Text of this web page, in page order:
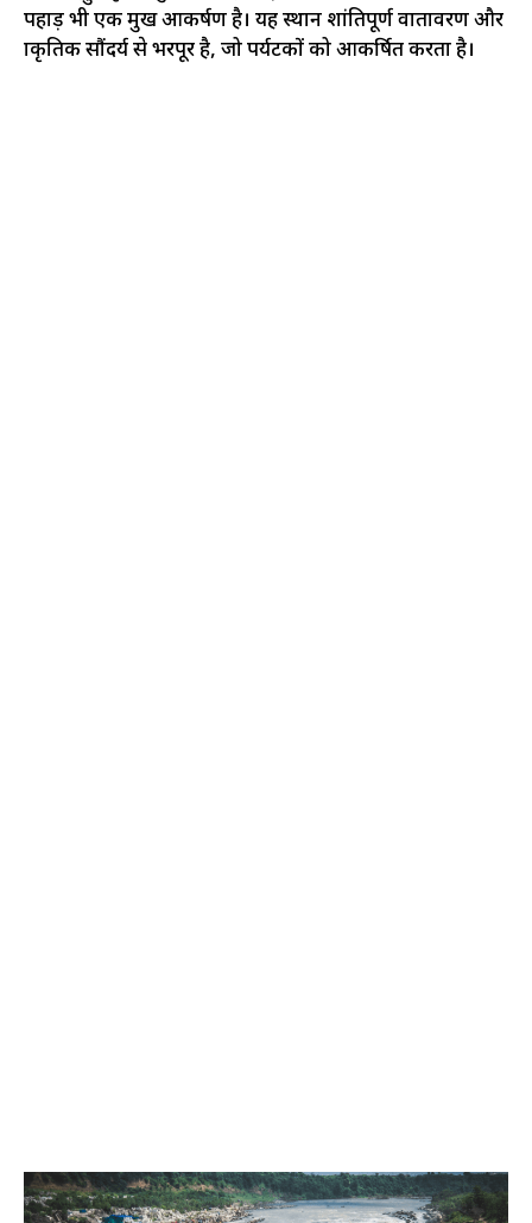
पहाड़ भी एक प्रमुख आकर्षण है। यह स्थान शांतिपूर्ण वातावरण और
प्राकृतिक सौंदर्य से भरपूर है, जो पर्यटकों को आकर्षित करता है।